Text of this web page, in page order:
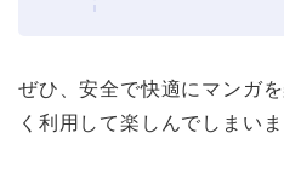
ぜひ、安全で快適にマンガ
く利用して楽しんでしまい